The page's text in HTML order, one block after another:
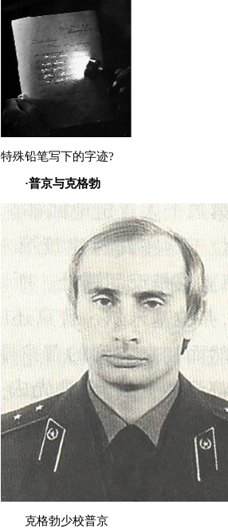
特殊铅笔写下的字迹?
·普京与克格勃
克格勃少校普京